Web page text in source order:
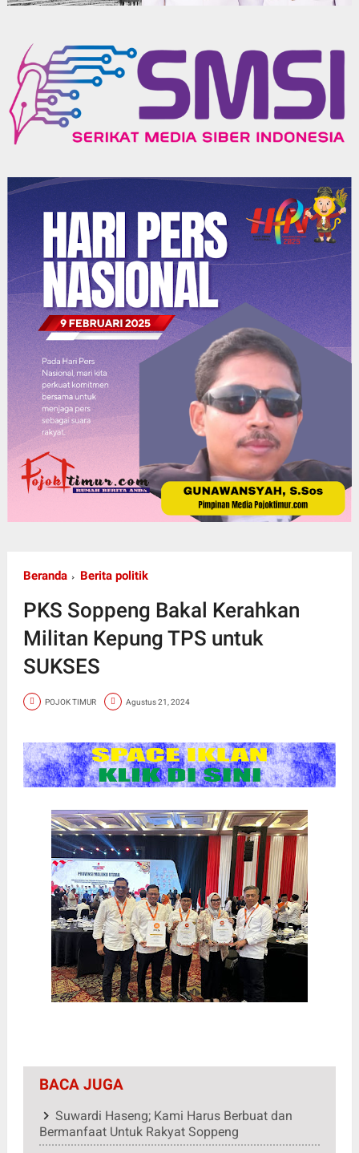
Beranda Berita politik
PKS Soppeng Bakal Kerahkan
Militan Kepung TPS untuk
SUKSES
POJOK TIMUR Agustus 21, 2024
BACA JUGA
Suwardi Haseng; Kami Harus Berbuat dan
Bermanfaat Untuk Rakyat Soppeng